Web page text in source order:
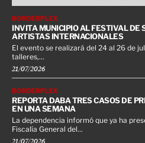
BORDERPLEX
INVITA MUNICIPIO AL FESTIVAL DE
ARTISTAS INTERNACIONALES
El evento se realizará del 24 al 26 de
talleres,...
21/07/2026
BORDERPLEX
REPORTA DABA TRES CASOS DE
EN UNA SEMANA
La dependencia informó que ya ha
Fiscalía General del...
21/07/2026